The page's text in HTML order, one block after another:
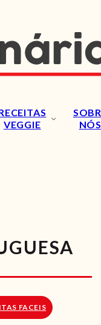
VEGGIE
NÓS
FACEIS